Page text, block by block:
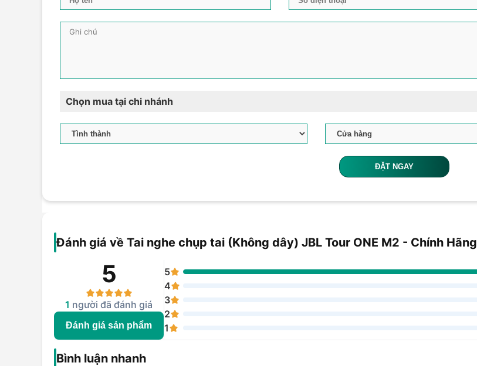
Chọn mua tại chi nhánh
ĐẶT NGAY
Đánh giá về Tai nghe chụp tai (Không dây) JBL Tour ONE M2 - Chính Hãng
5
1 người đã đánh giá
Đánh giá sản phẩm
5
4
3
2
1
Bình luận nhanh